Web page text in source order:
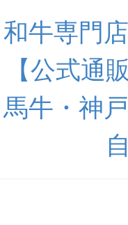
和牛専門
【公式通
馬牛・神